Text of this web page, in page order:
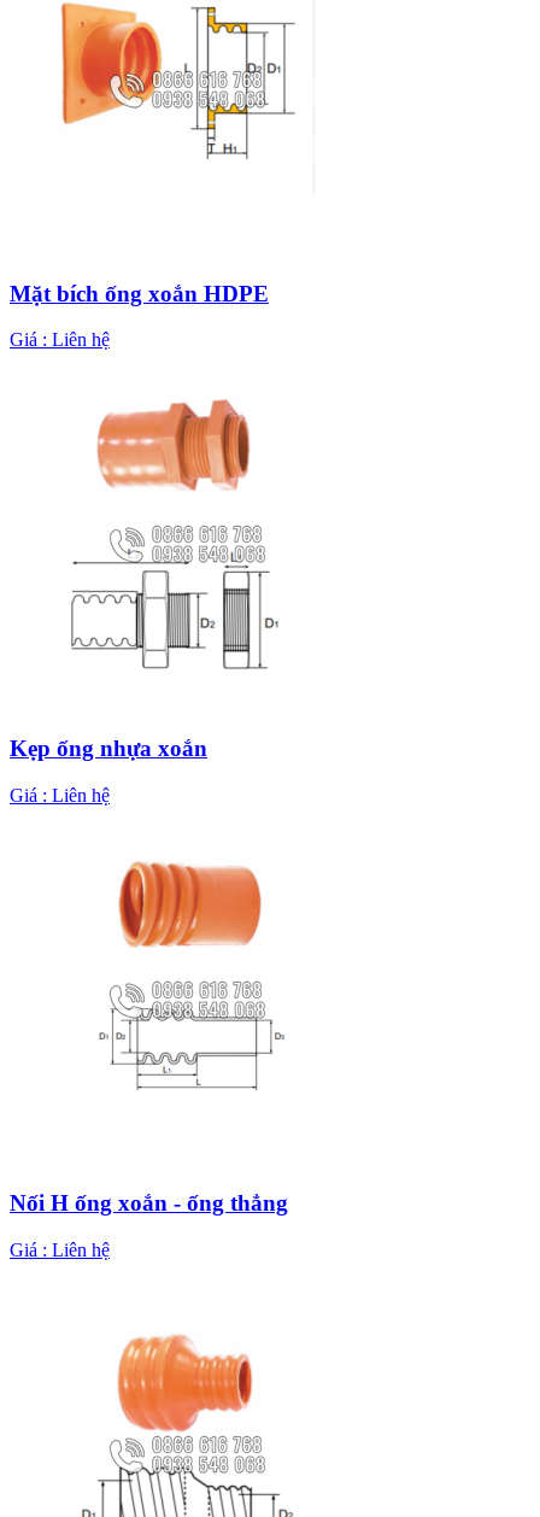
Mặt bích ống xoắn HDPE
Giá : Liên hệ
Kẹp ống nhựa xoắn
Giá : Liên hệ
Nối H ống xoắn - ống thẳng
Giá : Liên hệ